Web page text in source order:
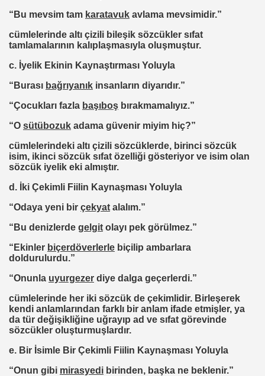
“Bu mevsim tam karatavuk avlama mevsimidir.”
cümlelerinde altı çizili bileşik sözcükler sıfat
tamlamalarının kalıplaşmasıyla oluşmuştur.
c. İyelik Ekinin Kaynaştırması Yoluyla
“Burası bağrıyanık insanların diyarıdır.”
“Çocukları fazla başıboş bırakmamalıyız.”
“O sütübozuk adama güvenir miyim hiç?”
cümlelerindeki altı çizili sözcüklerde, birinci sözcük
isim, ikinci sözcük sıfat özelliği gösteriyor ve isim olan
sözcük iyelik eki almıştır.
d. İki Çekimli Fiilin Kaynaşması Yoluyla
“Odaya yeni bir çekyat alalım.”
“Bu denizlerde gelgit olayı pek görülmez.”
“Ekinler biçerdöverlerle biçilip ambarlara
doldurulurdu.”
“Onunla uyurgezer diye dalga geçerlerdi.”
cümlelerinde her iki sözcük de çekimlidir. Birleşerek
kendi anlamlarından farklı bir anlam ifade etmişler, ya
da tür değişikliğine uğrayıp ad ve sıfat görevinde
sözcükler oluşturmuşlardır.
e. Bir İsimle Bir Çekimli Fiilin Kaynaşması Yoluyla
“Onun gibi mirasyedi birinden, başka ne beklenir.”